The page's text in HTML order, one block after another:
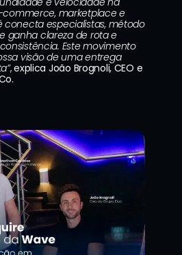
marketplace e
conecta especialistas, método
ganha clareza de rota e
Este movimento
visão de uma entrega
, explica João Brognoli, CEO e